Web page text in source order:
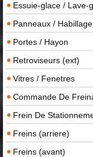
Essuie-glace / Lave-
Panneaux /
Portes / Hayon
Retroviseurs (ext)
Vitres / Fenetres
Commande De
Frein De
Freins (arriere)
Freins (avant)